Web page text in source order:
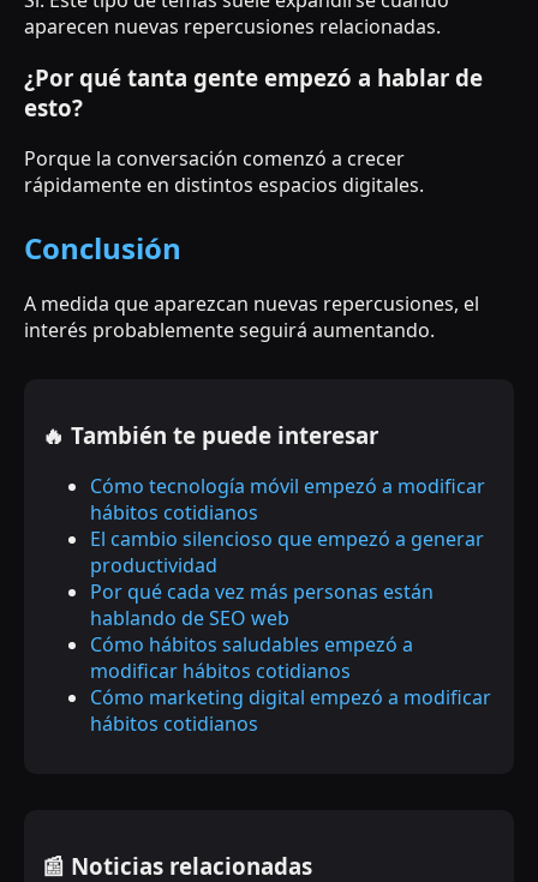
aparecen nuevas repercusiones relacionadas.
¿Por qué tanta gente empezó a hablar de
esto?
Porque la conversación comenzó a crecer
rápidamente en distintos espacios digitales.
Conclusión
A medida que aparezcan nuevas repercusiones, el
interés probablemente seguirá aumentando.
🔥 También te puede interesar
Cómo tecnología móvil empezó a modificar
hábitos cotidianos
El cambio silencioso que empezó a generar
productividad
Por qué cada vez más personas están
hablando de SEO web
Cómo hábitos saludables empezó a
modificar hábitos cotidianos
Cómo marketing digital empezó a modificar
hábitos cotidianos
📰 Noticias relacionadas